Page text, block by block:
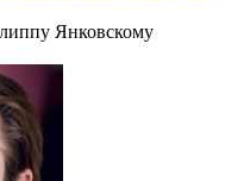
Янковскому